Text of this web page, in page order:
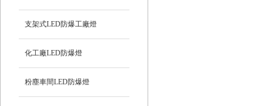
支架式LED防爆工廠燈
化工廠LED防爆燈
粉塵車間LED防爆燈